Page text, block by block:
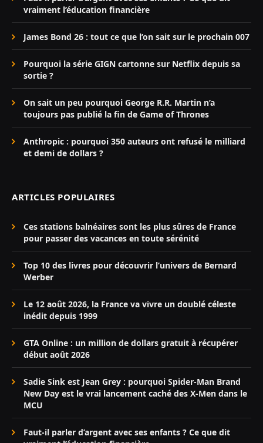
vraiment l’éducation financière
James Bond 26 : tout ce que l’on sait sur le prochain 007
Pourquoi la série GIGN cartonne sur Netflix depuis sa
sortie ?
On sait un peu pourquoi George R.R. Martin n’a
toujours pas publié la fin de Game of Thrones
Anthropic : pourquoi 350 auteurs ont refusé le milliard
et demi de dollars ?
ARTICLES POPULAIRES
Ces stations balnéaires sont les plus sûres de France
pour passer des vacances en toute sérénité
Top 10 des livres pour découvrir l’univers de Bernard
Werber
Le 12 août 2026, la France va vivre un doublé céleste
inédit depuis 1999
GTA Online : un million de dollars gratuit à récupérer
début août 2026
Sadie Sink est Jean Grey : pourquoi Spider-Man Brand
New Day est le vrai lancement caché des X-Men dans le
MCU
Faut-il parler d’argent avec ses enfants ? Ce que dit